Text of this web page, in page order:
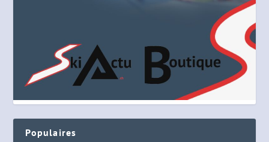
Populaires